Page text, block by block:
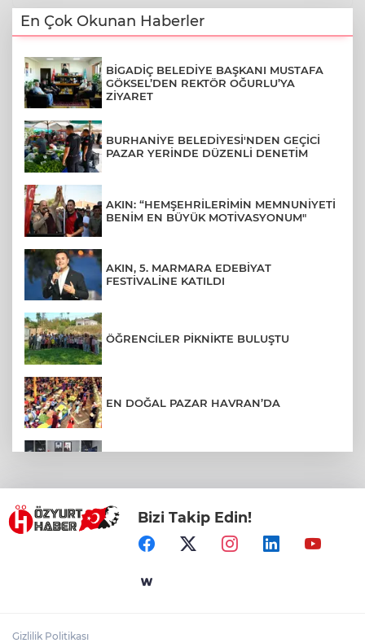
En Çok Okunan Haberler
BİGADİÇ BELEDİYE BAŞKANI MUSTAFA
GÖKSEL’DEN REKTÖR OĞURLU’YA
ZİYARET
BURHANİYE BELEDİYESİ'NDEN GEÇİCİ
PAZAR YERİNDE DÜZENLİ DENETİM
AKIN: “HEMŞEHRİLERİMİN MEMNUNİYETİ
BENİM EN BÜYÜK MOTİVASYONUM"
AKIN, 5. MARMARA EDEBİYAT
FESTİVALİNE KATILDI
ÖĞRENCİLER PİKNİKTE BULUŞTU
EN DOĞAL PAZAR HAVRAN’DA
BURHANİYE’DE ALTYAPI VE ULAŞIM
HAMLESİ
DURSUNBEY OSB YATIRIMCILARIN
Bizi Takip Edin!
Gizlilik Politikası